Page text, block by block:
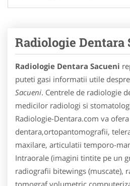
Radiologie Dentara
Radiologie Dentara Sacueni
puteti gasi informatii utile despre
Sacueni. Centrele de radiologie
medicilor radiologi si
Radiologie-Dentara.com va
dentara,ortopantomografii,
maxilare, articulatii temporo-
Intraorale (imagini tintite pe un
radiografii bitewings (muscate),
tomograf volumetric